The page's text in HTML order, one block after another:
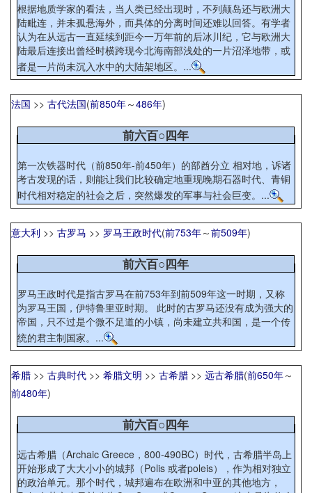
根据地质学家的看法，当人类已经出现时，不列颠岛还与欧洲大
陆毗连，并未孤悬海外，而具体的分离时间还难以回答。有学者
认为在从远古一直延续到距今一万年前的后冰川纪，它与欧洲大
陆最后连接出曾经时横跨现今北海南部浅处的一片沼泽地带，或
者是一片尚未沉入水中的大陆架地区。...
法国 >> 古代法国(前850年～486年)
前六百○四年
第一次铁器时代（前850年-前450年）的部酋分立 相对地，诉诸
考古发现的话，则能让我们比较确定地重现晚期石器时代、青铜
时代相对稳定的社会之后，突然爆发的军事与社会巨变。...
意大利 >> 古罗马 >> 罗马王政时代(前753年～前509年)
前六百○四年
罗马王政时代是指古罗马在前753年到前509年这一时期，又称
为罗马王国，伊特鲁里亚时期。 此时的古罗马还没有成为强大的
帝国，只不过是个微不足道的小镇，尚未建立共和国，是一个传
统的君主制国家。...
希腊 >> 古典时代 >> 希腊文明 >> 古希腊 >> 远古希腊(前650年～
前480年)
前六百○四年
远古希腊（Archaic Greece，800-490BC）时代，古希腊半岛上
开始形成了大大小小的城邦（Polis 或者poleis），作为相对独立
的政治单元。那个时代，城邦遍布在欧洲和中亚的其他地方，